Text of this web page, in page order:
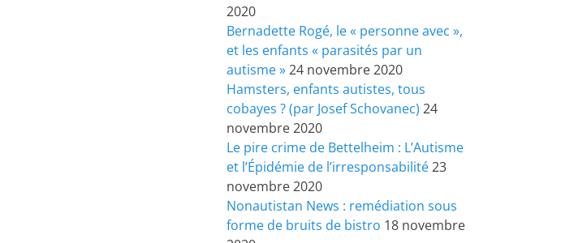
2020
Bernadette Rogé, le « personne avec »,
et les enfants « parasités par un
autisme »24 novembre 2020
Hamsters, enfants autistes, tous
cobayes ? (par Josef Schovanec) 24
novembre 2020
Le pire crime de Bettelheim : L’Autisme
et l’Épidémie de l’irresponsabilité23
novembre 2020
Nonautistan News : remédiation sous
forme de bruits de bistro 18 novembre